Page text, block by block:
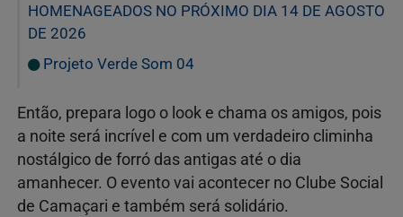
HOMENAGEADOS NO PRÓXIMO DIA 14 DE AGOSTO
DE 2026
Projeto Verde Som 04
Então, prepara logo o look e chama os amigos, pois
a noite será incrível e com um verdadeiro climinha
nostálgico de forró das antigas até o dia
amanhecer. O evento vai acontecer no Clube Social
de Camaçari e também será solidário.